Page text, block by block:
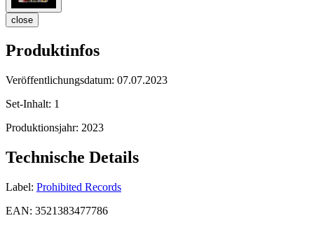
close
Produktinfos
Veröffentlichungsdatum: 07.07.2023
Set-Inhalt: 1
Produktionsjahr: 2023
Technische Details
Label: Prohibited Records
EAN: 3521383477786